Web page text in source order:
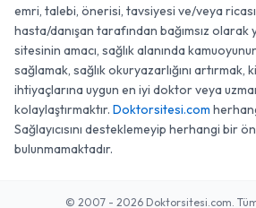
emri, talebi, önerisi, tavsiyesi ve/veya ricası
hasta/danışan tarafından bağımsız olarak
sitesinin amacı, sağlık alanında
sağlamak, sağlık okuryazarlığını artırmak,
ihtiyaçlarına uygun en iyi doktor veya
kolaylaştırmaktır. Doktorsitesi.com
Sağlayıcısını desteklemeyip herhangi bir
bulunmamaktadır.
© 2007 - 2026 Doktorsitesi.com. Tüm